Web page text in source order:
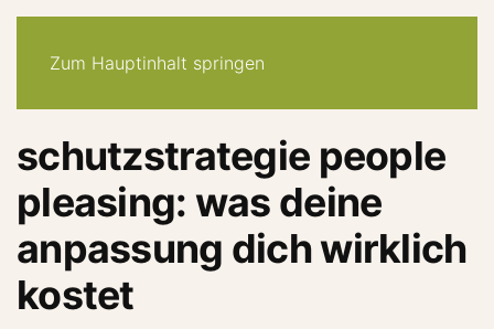
Zum Hauptinhalt springen
schutzstrategie people
pleasing: was deine
anpassung dich wirklich
kostet